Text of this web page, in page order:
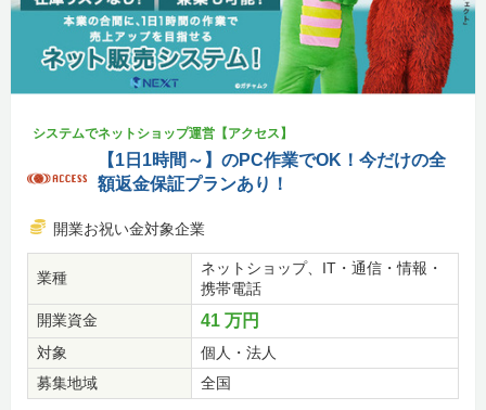
システムでネットショップ運営【アクセス】
【1日1時間～】のPC作業でOK！今だけの全
額返金保証プランあり！
開業お祝い金対象企業
業種
ネットショップ、IT・通信・情報・
携帯電話
開業資金
41 万円
対象
個人・法人
募集地域
全国